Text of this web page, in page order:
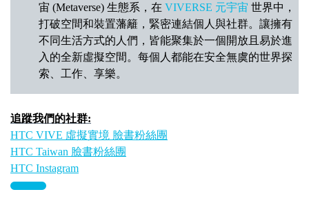
宙 (Metaverse) 生態系，在 VIVERSE 元宇宙 世界中，
打破空間和裝置藩籬，緊密連結個人與社群。讓擁有
不同生活方式的人們，皆能聚集於一個開放且易於進
入的全新虛擬空間。每個人都能在安全無虞的世界探
索、工作、享樂。
追蹤我們的社群:
HTC VIVE 虛擬實境 臉書粉絲團
HTC Taiwan 臉書粉絲團
HTC Instagram